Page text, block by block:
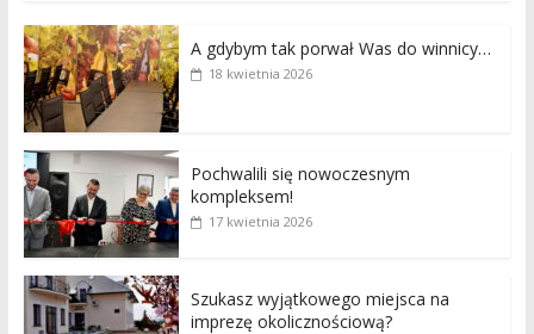
A gdybym tak porwał Was do winnicy…
18 kwietnia 2026
Pochwalili się nowoczesnym
kompleksem!
17 kwietnia 2026
Szukasz wyjątkowego miejsca na
imprezę okolicznościową?